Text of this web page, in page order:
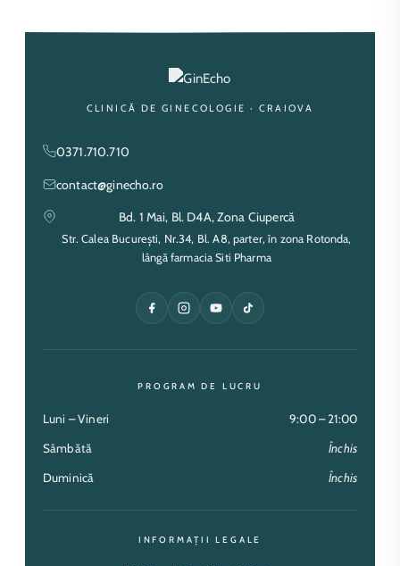
CLINICĂ DE GINECOLOGIE · CRAIOVA
0371.710.710
contact@ginecho.ro
Bd. 1 Mai, Bl. D4A, Zona Ciupercă
Str. Calea București, Nr.34, Bl. A8, parter, în zona Rotonda,
lângă farmacia Siti Pharma
PROGRAM DE LUCRU
Luni – Vineri 9:00 – 21:00
Sâmbătă Închis
Duminică Închis
INFORMAȚII LEGALE